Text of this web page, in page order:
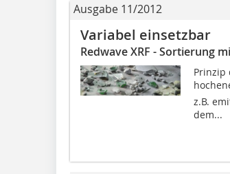
Ausgabe 11/2012
Variabel einsetzbar
Redwave XRF - Sortierung
Prinzip
z.B.
dem...